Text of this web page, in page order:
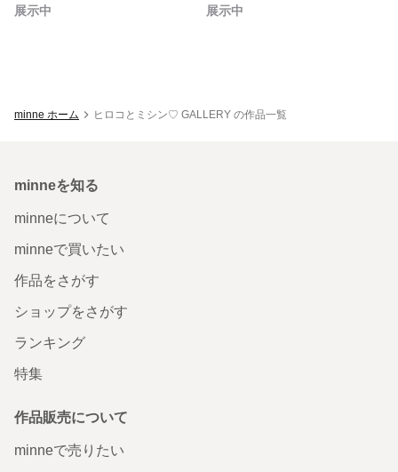
展示中
展示中
minne ホーム ヒロコとミシン♡ GALLERY の作品一覧
minneを知る
minneについて
minneで買いたい
作品をさがす
ショップをさがす
ランキング
特集
作品販売について
minneで売りたい